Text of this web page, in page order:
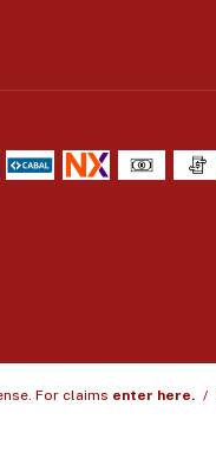
For claims enter here. /